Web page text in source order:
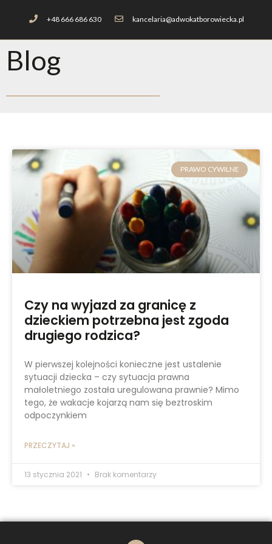
+48 666 686 630 kancelaria@adwokatborowiecka.pl
Blog
PRAWO CYWILNE
Czy na wyjazd za granicę z
dzieckiem potrzebna jest zgoda
drugiego rodzica?
W pierwszej kolejności konieczne jest ustalenie
sytuacji dziecka – czy sytuacja prawna
małoletniego została uregulowana prawnie? Mimo
tego, że wakacje kojarzą nam się beztroskim
odpoczynkiem
PRZECZYTAJ »
13 stycznia 2021 Brak komentarzy